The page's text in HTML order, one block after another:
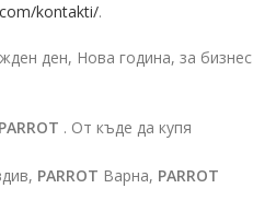
kontakti/.
ден, Нова година, за бизнес
PARROT . От къде да купя
PARROT Варна, PARROT